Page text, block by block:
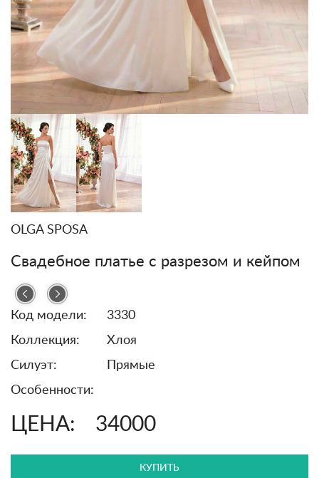
OLGA SPOSA
Свадебное платье с разрезом и кейпом
Код модели:
3330
Коллекция:
Хлоя
Силуэт:
Прямые
Особенности:
ЦЕНА: 34000
КУПИТЬ